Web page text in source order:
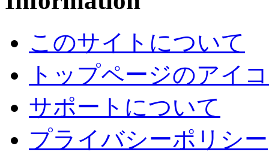
このサイトについて
トップページのアイ
サポートについて
プライバシーポリシー